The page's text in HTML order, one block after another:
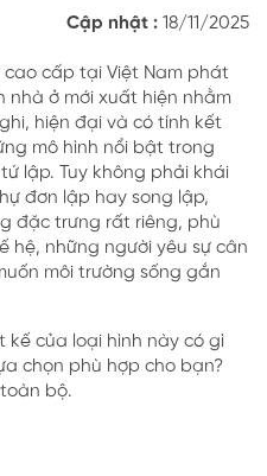
Cập nhật : 18/11/2025
cao cấp tại Việt Nam phát
nhà ở mới xuất hiện nhằm
hiện đại và có tính kết
mô hình nổi bật trong
lập. Tuy không phải khái
đơn lập hay song lập,
đặc trưng rất riêng, phù
hệ, những người yêu sự cân
môi trường sống gắn
kế của loại hình này có gì
chọn phù hợp cho bạn?
bộ.